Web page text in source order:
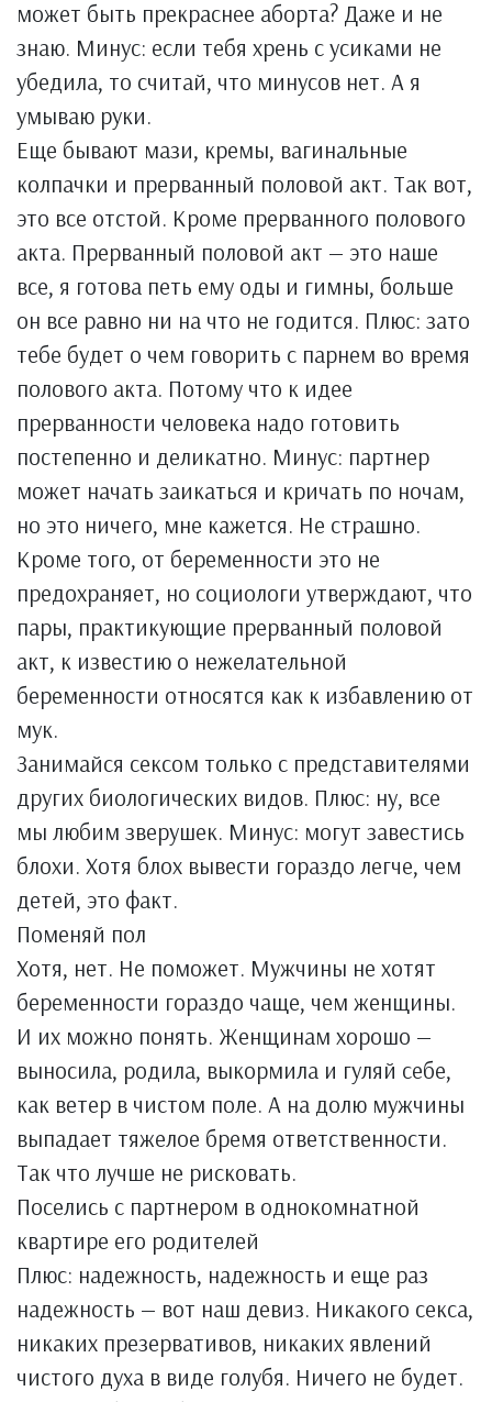
может быть прекраснее аборта? Даже и не
знаю. Минус: если тебя хрень с усиками не
убедила, то считай, что минусов нет. А я
умываю руки.
Еще бывают мази, кремы, вагинальные
колпачки и прерванный половой акт. Так вот,
это все отстой. Кроме прерванного полового
акта. Прерванный половой акт — это наше
все, я готова петь ему оды и гимны, больше
он все равно ни на что не годится. Плюс: зато
тебе будет о чем говорить с парнем во время
полового акта. Потому что к идее
прерванности человека надо готовить
постепенно и деликатно. Минус: партнер
может начать заикаться и кричать по ночам,
но это ничего, мне кажется. Не страшно.
Кроме того, от беременности это не
предохраняет, но социологи утверждают, что
пары, практикующие прерванный половой
акт, к известию о нежелательной
беременности относятся как к избавлению от
мук.
Занимайся сексом только с представителями
других биологических видов. Плюс: ну, все
мы любим зверушек. Минус: могут завестись
блохи. Хотя блох вывести гораздо легче, чем
детей, это факт.
Поменяй пол
Хотя, нет. Не поможет. Мужчины не хотят
беременности гораздо чаще, чем женщины.
И их можно понять. Женщинам хорошо —
выносила, родила, выкормила и гуляй себе,
как ветер в чистом поле. А на долю мужчины
выпадает тяжелое бремя ответственности.
Так что лучше не рисковать.
Поселись с партнером в однокомнатной
квартире его родителей
Плюс: надежность, надежность и еще раз
надежность — вот наш девиз. Никакого секса,
никаких презервативов, никаких явлений
чистого духа в виде голубя. Ничего не будет.